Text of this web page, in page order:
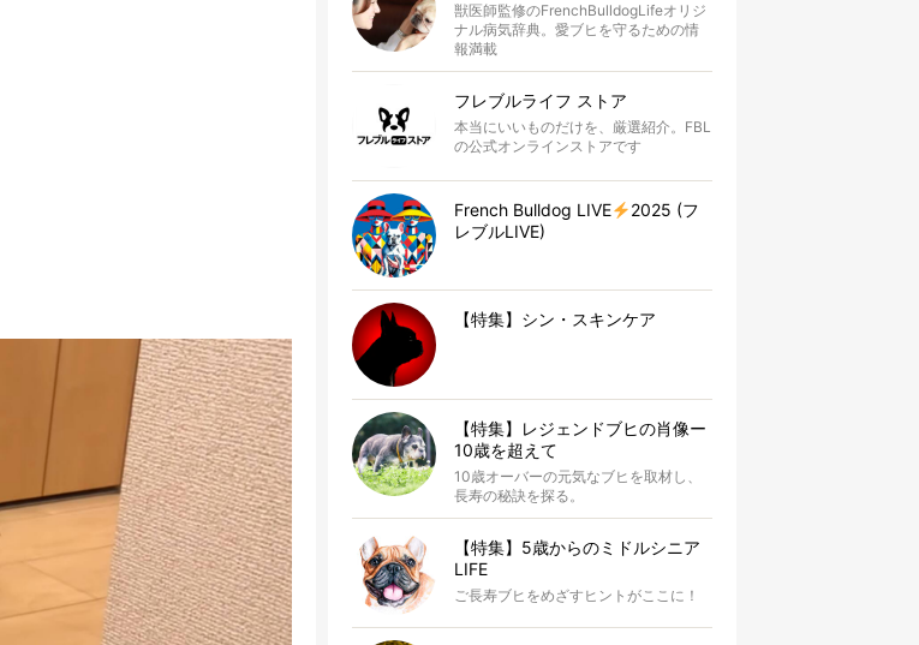
獣医師監修のFrenchBulldogLifeオリジ
ナル病気辞典。愛ブヒを守るための情
報満載
フレブルライフ ストア
本当にいいものだけを、厳選紹介。FBL
の公式オンラインストアです
French Bulldog LIVE
2025 (フ
レブルLIVE)
【特集】シン・スキンケア
【特集】レジェンドブヒの肖像ー
10歳を超えて
10歳オーバーの元気なブヒを取材し、
長寿の秘訣を探る。
【特集】5歳からのミドルシニア
LIFE
ご長寿ブヒをめざすヒントがここに！